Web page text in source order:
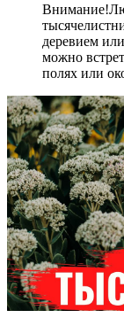
Внимание!
деревием
можно
полях или